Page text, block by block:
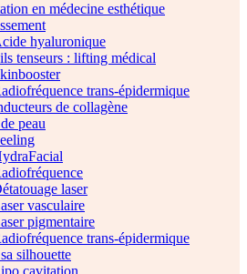
en médecine esthétique
hyaluronique
tenseurs : lifting médical
trans-épidermique
de collagène
peau
laser
vasculaire
pigmentaire
trans-épidermique
silhouette
cavitation